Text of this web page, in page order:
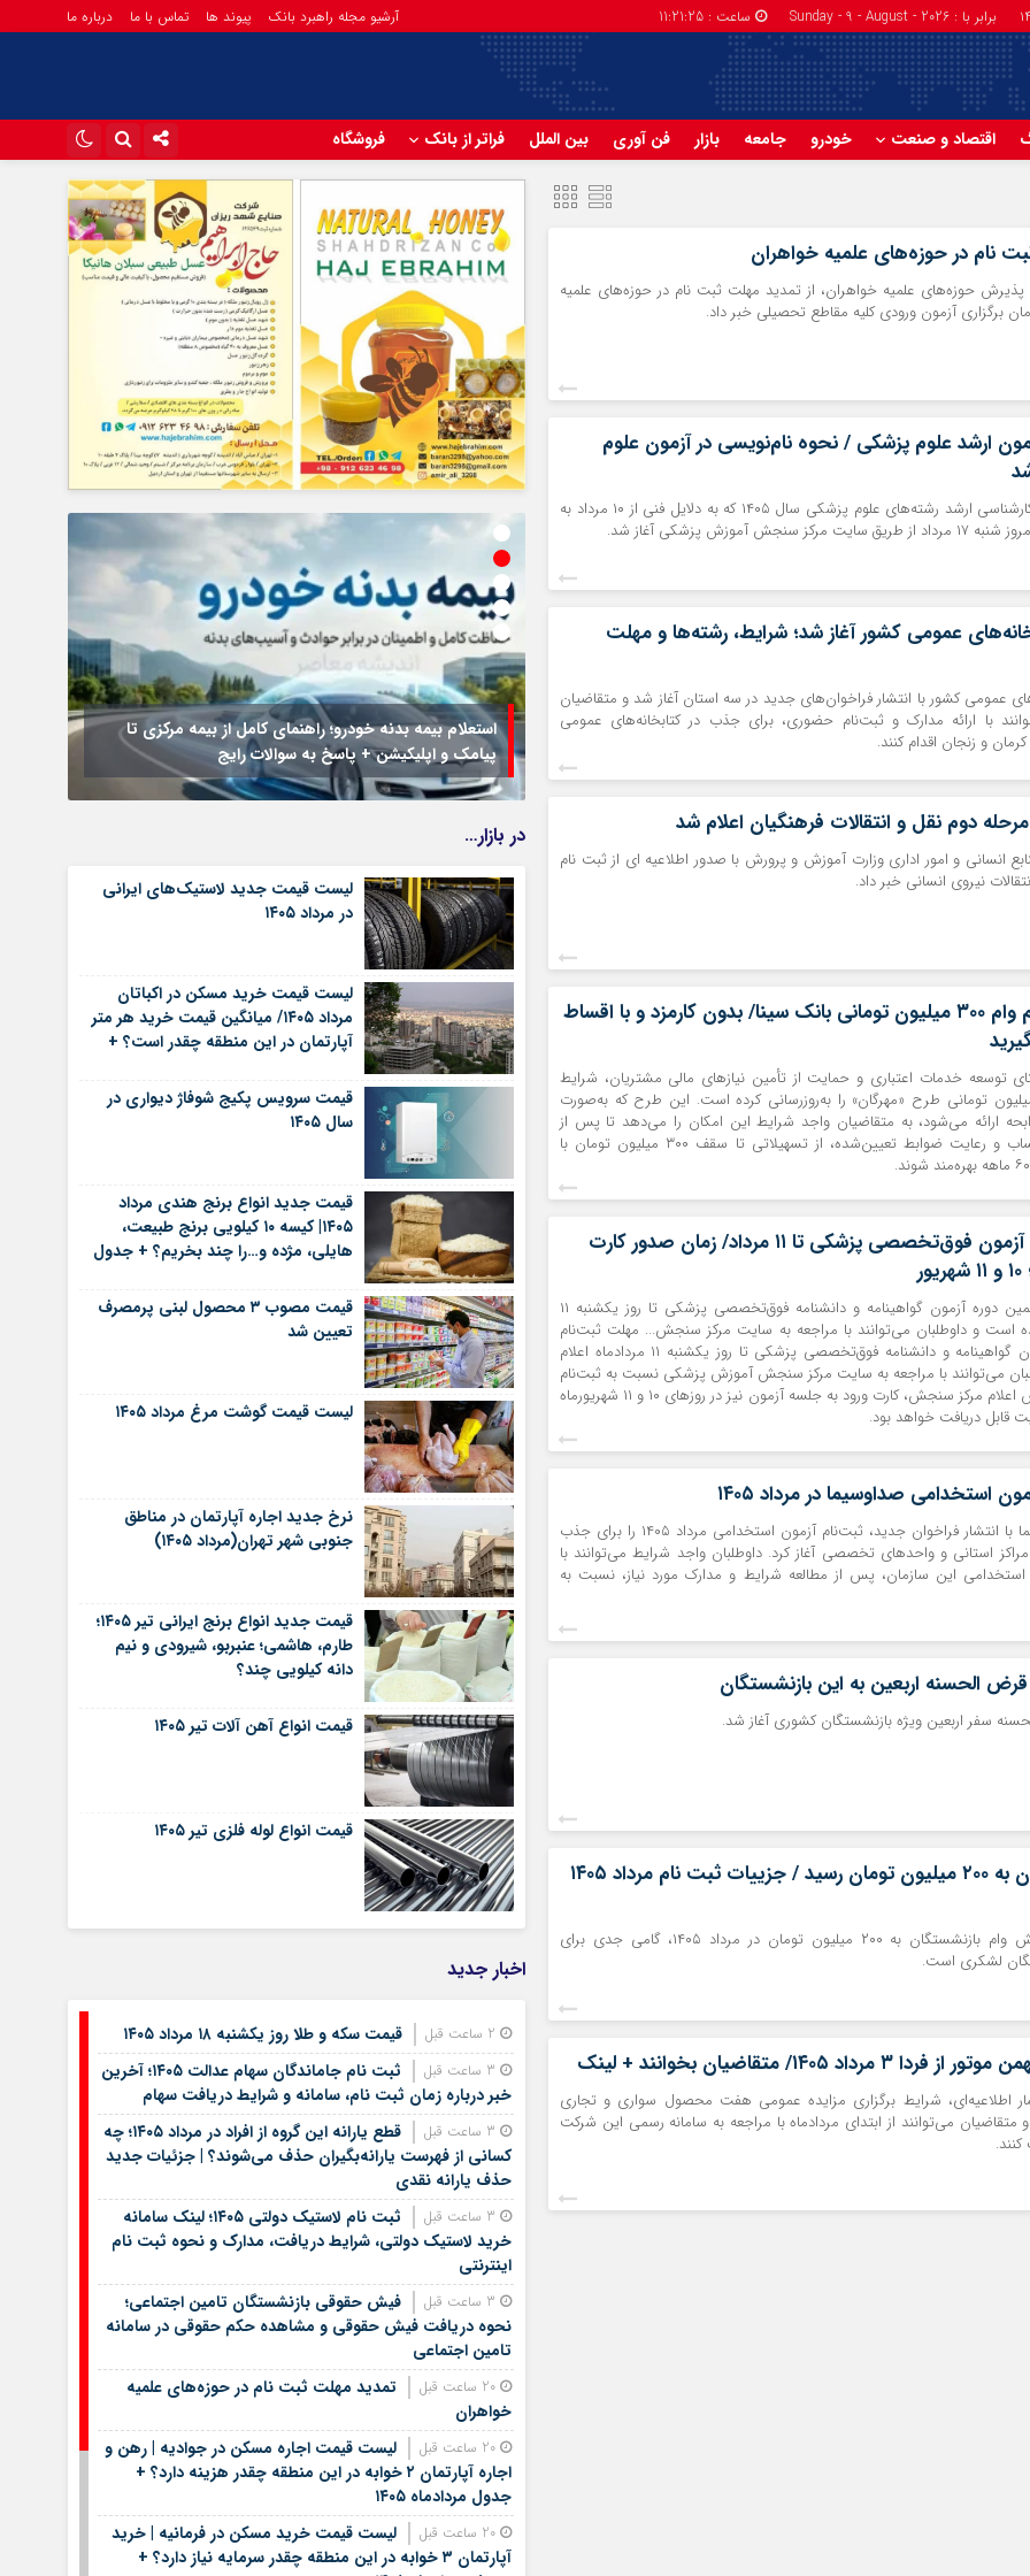
برابر با : Sunday - 9 - August - 2026 ساعت : 11:21:26 آرشیو مجله راهبرد بانک پیوند ها تماس با ما درباره ما
اقتصاد و صنعت خودرو جامعه بازار فن آوری بین الملل فراتر از بانک فروشگاه
اینستاگرام
تلگرام
آپارات
نام در حوزه‌های علمیه خواهران
حوزه‌های علمیه خواهران، از تمدید مهلت ثبت نام در حوزه‌های علمیه
برگزاری آزمون ورودی کلیه مقاطع تحصیلی خبر داد.
ارشد علوم پزشکی / نحوه نام‌نویسی در آزمون علوم
نام‌نویسی آزمون کارشناسی ارشد رشته‌های علوم پزشکی سال ۱۴۰۵ که به دلایل فنی از ۱۰ مرداد به
سنجش آموزش پزشکی آغاز شد.
عمومی کشور آغاز شد؛ شرایط، رشته‌ها و مهلت
عمومی کشور با انتشار فراخوان‌های جدید در سه استان آغاز شد و متقاضیان
با ارائه مدارک و ثبت‌نام حضوری، برای جذب در کتابخانه‌های عمومی
و زنجان اقدام کنند.
دوم نقل و انتقالات فرهنگیان اعلام شد
انسانی و امور اداری وزارت آموزش و پرورش با صدور اطلاعیه ای از ثبت نام
نیروی انسانی خبر داد.
شرایط ثبت نام وام ۳۰۰ میلیون تومانی بانک سینا/ بدون کارمزد و با اقساط
توسعه خدمات اعتباری و حمایت از تأمین نیازهای مالی مشتریان، شرایط
وام ۳۰۰ میلیون تومانی طرح «مهرگان» را به‌روزرسانی کرده است. این طرح که به‌صورت
ارائه می‌شود، به متقاضیان واجد شرایط این امکان را می‌دهد تا پس از
ایجاد میانگین حساب و رعایت ضوابط تعیین‌شده، از تسهیلاتی تا سقف ۳۰۰ میلیون تومان با
مهلت ثبت‌نام آزمون فوق‌تخصصی پزشکی تا ۱۱ مرداد/ زمان صدور کارت
مهلت ثبت‌نام چهلمین دوره آزمون گواهینامه و دانشنامه فوق‌تخصصی پزشکی تا روز یکشنبه ۱۱
است و داوطلبان می‌توانند با مراجعه به سایت مرکز سنجش... مهلت ثبت‌نام
چهلمین دوره آزمون گواهینامه و دانشنامه فوق‌تخصصی پزشکی تا روز یکشنبه ۱۱ مردادماه اعلام
می‌توانند با مراجعه به سایت مرکز سنجش آموزش پزشکی نسبت به ثبت‌نام
اقدام کنند. بر اساس اعلام مرکز سنجش، کارت ورود به جلسه آزمون نیز در روزهای ۱۰ و ۱۱ شهریورماه
قابل دریافت خواهد بود.
استخدامی صداوسیما در مرداد ۱۴۰۵
سازمان صدا و سیما با انتشار فراخوان جدید، ثبت‌نام آزمون استخدامی مرداد ۱۴۰۵ را برای جذب
مراکز استانی و واحدهای تخصصی آغاز کرد. داوطلبان واجد شرایط می‌توانند با
استخدامی این سازمان، پس از مطالعه شرایط و مدارک مورد نیاز، نسبت به
الحسنه اربعین به این بازنشستگان
سفر اربعین ویژه بازنشستگان کشوری آغاز شد.
وام بازنشستگان به ۲۰۰ میلیون تومان رسید / جزییات ثبت نام مرداد ۱۴۰۵
اجرای طرح افزایش وام بازنشستگان به ۲۰۰ میلیون تومان در مرداد ۱۴۰۵، گامی جدی برای
لشکری است.
مرداد ۱۴۰۵/ متقاضیان بخوانند + لینک
اطلاعیه‌ای، شرایط برگزاری مزایده عمومی هفت محصول سواری و تجاری
متقاضیان می‌توانند از ابتدای مردادماه با مراجعه به سامانه رسمی این شرکت
وام فوری بی دردسر بدون ضامن قرض الحسنه | شرایط
دریافت تسهیلات سریع و کم‌بهره | جزئیات ثبت درخواست
وام آسان
استعلام بیمه بدنه خودرو؛ راهنمای کامل از بیمه مرکزی تا
پیامک و اپلیکیشن + پاسخ به سوالات رایج
در بازار…
لیست قیمت جدید لاستیک‌های ایرانی
در مرداد ۱۴۰۵
لیست قیمت خرید مسکن در اکباتان
مرداد ۱۴۰۵/ میانگین قیمت خرید هر متر
آپارتمان در این منطقه چقدر است؟ +
قیمت سرویس پکیج شوفاژ دیواری در
سال ۱۴۰۵
قیمت جدید انواع برنج هندی مرداد
۱۴۰۵| کیسه ۱۰ کیلویی برنج طبیعت،
هایلی، مژده و…را چند بخریم؟ + جدول
قیمت مصوب ۳ محصول لبنی پرمصرف
تعیین شد
لیست قیمت گوشت مرغ مرداد ۱۴۰۵
نرخ جدید اجاره آپارتمان در مناطق
جنوبی شهر تهران(مرداد ۱۴۰۵)
قیمت جدید انواع برنج ایرانی تیر ۱۴۰۵؛
طارم، هاشمی؛ عنبربو، شیرودی و نیم
دانه کیلویی چند؟
قیمت انواع آهن آلات تیر ۱۴۰۵
قیمت انواع لوله فلزی تیر ۱۴۰۵
اخبار جدید
قیمت سکه و طلا روز یکشنبه ۱۸ مرداد ۱۴۰۵
ثبت نام جاماندگان سهام عدالت ۱۴۰۵؛ آخرین
خبر درباره زمان ثبت نام، سامانه و شرایط دریافت سهام
قطع یارانه این گروه از افراد در مرداد ۱۴۰۵؛ چه
کسانی از فهرست یارانه‌بگیران حذف می‌شوند؟ | جزئیات جدید
حذف یارانه نقدی
ثبت نام لاستیک دولتی ۱۴۰۵؛ لینک سامانه
خرید لاستیک دولتی، شرایط دریافت، مدارک و نحوه ثبت نام
اینترنتی
فیش حقوقی بازنشستگان تامین اجتماعی؛
نحوه دریافت فیش حقوقی و مشاهده حکم حقوقی در سامانه
تامین اجتماعی
20 ساعت قبل
تمدید مهلت ثبت نام در حوزه‌های علمیه
خواهران
20 ساعت قبل
لیست قیمت اجاره مسکن در جوادیه | رهن و
اجاره آپارتمان ۲ خوابه در این منطقه چقدر هزینه دارد؟ +
جدول مردادماه ۱۴۰۵
20 ساعت قبل
لیست قیمت خرید مسکن در فرمانیه | خرید
آپارتمان ۳ خوابه در این منطقه چقدر سرمایه نیاز دارد؟ +